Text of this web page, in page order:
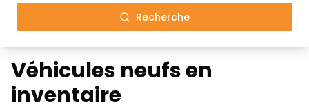
Recherche
Véhicules neufs en
inventaire